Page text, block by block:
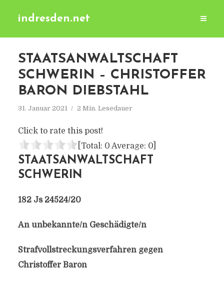
indresden.net
STAATSANWALTSCHAFT
SCHWERIN – CHRISTOFFER
BARON DIEBSTAHL
31. Januar 2021 2 Min. Lesedauer
Click to rate this post!
[Total: 0 Average: 0]
STAATSANWALTSCHAFT
SCHWERIN
182 Js 24524/​20
An unbekannte/​n Geschädigte/​n
Strafvollstreckungsverfahren gegen
Christoffer Baron